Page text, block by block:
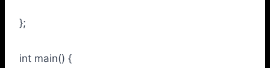
};
int main() {